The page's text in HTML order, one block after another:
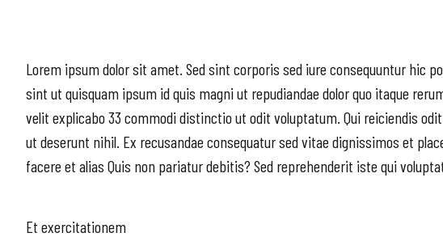
Lorem ipsum dolor sit amet. Sed sint corporis sed iure consequuntur hic
sint ut quisquam ipsum id quis magni ut repudiandae dolor quo itaque
velit explicabo 33 commodi distinctio ut odit voluptatum. Qui reiciendis
ut deserunt nihil. Ex recusandae consequatur sed vitae dignissimos et
facere et alias Quis non pariatur debitis? Sed reprehenderit iste qui
Et exercitationem